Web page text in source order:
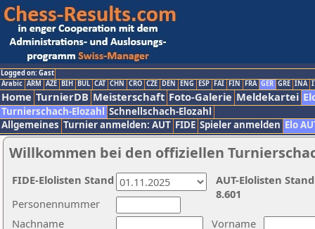
Logged on: Gast
Arabic ARM AZE BIH BUL CAT CHN CRO CZE DEN ENG ESP FAI FIN FRA GER GRE INA
Home TurnierDB Meisterschaft Foto-Galerie Meldekartei
Turnierschach-Elozahl Schnellschach-Elozahl
Allgemeines Turnier anmelden: AUT FIDE Spieler anmelden Elo
Willkommen bei den offiziellen
Nachname
Vorname
Personennummer
AUT-Elolisten
8.601
FIDE-Elolisten Stand